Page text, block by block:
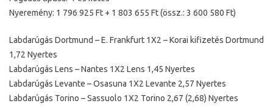
Nyeremény: 1 796 925 Ft + 1 803 655 Ft (össz.: 3 600 580 Ft)
Labdarúgás Dortmund – E. Frankfurt 1X2 – Korai kifizetés Dortmund
1,72 Nyertes
Labdarúgás Lens – Nantes 1X2 Lens 1,45 Nyertes
Labdarúgás Levante – Osasuna 1X2 Levante 2,57 Nyertes
Labdarúgás Torino – Sassuolo 1X2 Torino 2,67 (2,68) Nyertes